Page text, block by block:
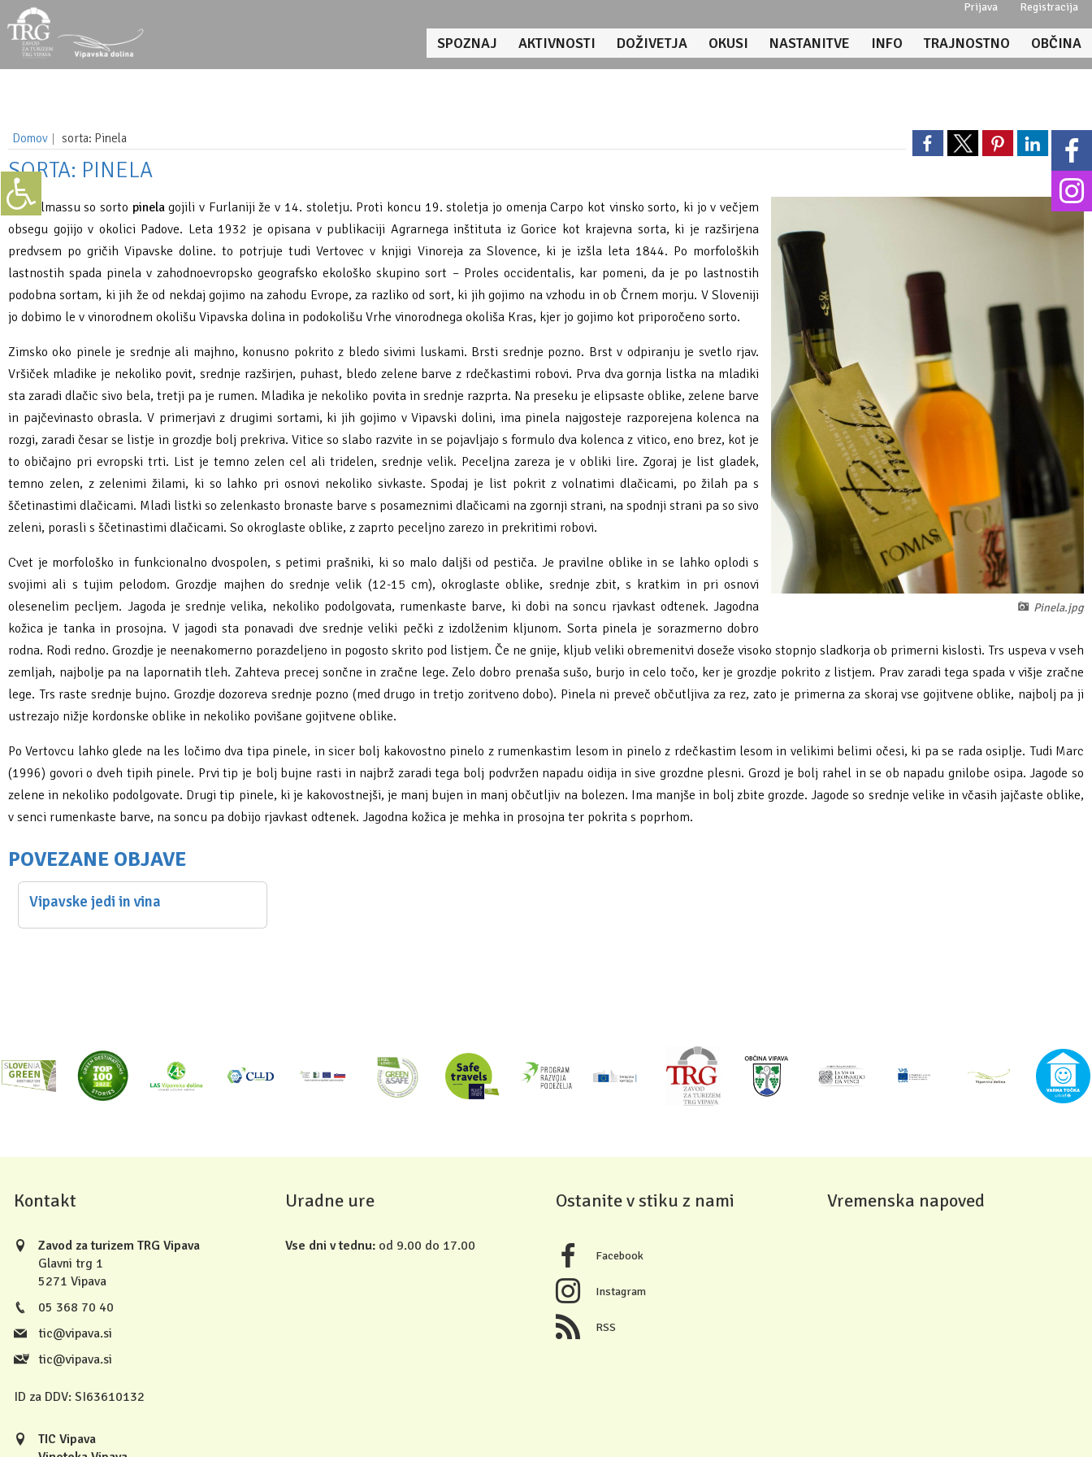
Prijava Registracija
SPOZNAJ AKTIVNOSTI DOŽIVETJA OKUSI NASTANITVE INFO TRAJNOSTNO OBČINA
Domov sorta: Pinela
SORTA: PINELA
Pinela.jpg
Po Dalmassu so sorto pinelagojili v Furlaniji že v 14. stoletju. Proti koncu 19. stoletja jo omenja Carpo kot vinsko sorto, ki jo v večjem
obsegu gojijo v okolici Padove. Leta 1932 je opisana v publikaciji Agrarnega inštituta iz Gorice kot krajevna sorta, ki je razširjena
predvsem po gričih Vipavske doline. to potrjuje tudi Vertovec v knjigi Vinoreja za Slovence, ki je izšla leta 1844. Po morfoloških
lastnostih spada pinela v zahodnoevropsko geografsko ekološko skupino sort – Proles occidentalis, kar pomeni, da je po lastnostih
podobna sortam, ki jih že od nekdaj gojimo na zahodu Evrope, za razliko od sort, ki jih gojimo na vzhodu in ob Črnem morju. V Sloveniji
jo dobimo le v vinorodnem okolišu Vipavska dolina in podokolišu Vrhe vinorodnega okoliša Kras, kjer jo gojimo kot priporočeno sorto.
Zimsko oko pinele je srednje ali majhno, konusno pokrito z bledo sivimi luskami. Brsti srednje pozno. Brst v odpiranju je svetlo rjav.
Vršiček mladike je nekoliko povit, srednje razširjen, puhast, bledo zelene barve z rdečkastimi robovi. Prva dva gornja listka na mladiki
sta zaradi dlačic sivo bela, tretji pa je rumen. Mladika je nekoliko povita in srednje razprta. Na preseku je elipsaste oblike, zelene barve
in pajčevinasto obrasla. V primerjavi z drugimi sortami, ki jih gojimo v Vipavski dolini, ima pinela najgosteje razporejena kolenca na
rozgi, zaradi česar se listje in grozdje bolj prekriva. Vitice so slabo razvite in se pojavljajo s formulo dva kolenca z vitico, eno brez, kot je
to običajno pri evropski trti. List je temno zelen cel ali tridelen, srednje velik. Peceljna zareza je v obliki lire. Zgoraj je list gladek,
temno zelen, z zelenimi žilami, ki so lahko pri osnovi nekoliko sivkaste. Spodaj je list pokrit z volnatimi dlačicami, po žilah pa s
ščetinastimi dlačicami. Mladi listki so zelenkasto bronaste barve s posameznimi dlačicami na zgornji strani, na spodnji strani pa so sivo
zeleni, porasli s ščetinastimi dlačicami. So okroglaste oblike, z zaprto peceljno zarezo in prekritimi robovi.
Cvet je morfološko in funkcionalno dvospolen, s petimi prašniki, ki so malo daljši od pestiča. Je pravilne oblike in se lahko oplodi s
svojimi ali s tujim pelodom. Grozdje majhen do srednje velik (12-15 cm), okroglaste oblike, srednje zbit, s kratkim in pri osnovi
olesenelim pecljem. Jagoda je srednje velika, nekoliko podolgovata, rumenkaste barve, ki dobi na soncu rjavkast odtenek. Jagodna
kožica je tanka in prosojna. V jagodi sta ponavadi dve srednje veliki pečki z izdolženim kljunom. Sorta pinela je sorazmerno dobro
rodna. Rodi redno. Grozdje je neenakomerno porazdeljeno in pogosto skrito pod listjem. Če ne gnije, kljub veliki obremenitvi doseže visoko stopnjo sladkorja ob primerni kislosti. Trs uspeva v vseh
zemljah, najbolje pa na lapornatih tleh. Zahteva precej sončne in zračne lege. Zelo dobro prenaša sušo, burjo in celo točo, ker je grozdje pokrito z listjem. Prav zaradi tega spada v višje zračne
lege. Trs raste srednje bujno. Grozdje dozoreva srednje pozno (med drugo in tretjo zoritveno dobo). Pinela ni preveč občutljiva za rez, zato je primerna za skoraj vse gojitvene oblike, najbolj pa ji
ustrezajo nižje kordonske oblike in nekoliko povišane gojitvene oblike.
Po Vertovcu lahko glede na les ločimo dva tipa pinele, in sicer bolj kakovostno pinelo z rumenkastim lesom in pinelo z rdečkastim lesom in velikimi belimi očesi, ki pa se rada osiplje. Tudi Marc
(1996) govori o dveh tipih pinele. Prvi tip je bolj bujne rasti in najbrž zaradi tega bolj podvržen napadu oidija in sive grozdne plesni. Grozd je bolj rahel in se ob napadu gnilobe osipa. Jagode so
zelene in nekoliko podolgovate. Drugi tip pinele, ki je kakovostnejši, je manj bujen in manj občutljiv na bolezen. Ima manjše in bolj zbite grozde. Jagode so srednje velike in včasih jajčaste oblike,
v senci rumenkaste barve, na soncu pa dobijo rjavkast odtenek. Jagodna kožica je mehka in prosojna ter pokrita s poprhom.
POVEZANE OBJAVE
Vipavske jedi in vina
Kontakt
Zavod za turizem TRG Vipava
Glavni trg 1
5271 Vipava
05 368 70 40
tic@vipava.si
tic@vipava.si
ID za DDV: SI63610132
TIC Vipava
Uradne ure
Vse dni v tednu: od 9.00 do 17.00
Ostanite v stiku z nami
Facebook
Instagram
RSS
Vremenska napoved
Kulturna dediščina
Naravna dediščina
Okusi vipavsko
Spoznaj vipavsko
Tradicionalni dogodki
Znane osebnosti
Pohodništvo
Kolesarske poti
Plezalne poti
Lov & ribolov
Za otroke
Izposoja koles
Vinar za en dan
Vipavske vinske degustacije
Znameniti Vipavci
Muharjenje na reki Vipavi
Da Vinci Funtrail
Zasebno doživetje lova na tartufe
Vinorodne lege in kraji Vipavske doline
Vinoteke
Gastronomska ponudba
Lokalne dobrote in izdelki
Vipavske jedi in vina
Kampi
Glamping
Turistične kmetije
Planinske koče
Vinoteka Vipava
Kako do nas
Dostopni turizem
Študij v Vipavi
Pogosta vprašanja
Novičke
Publikacije
Poslovne strani
Destinacijski management
Narava in pokrajina
Okolje in podnebje
Kultura in tradicija
Poslovanje turističnih podjetij
Trajnostna mobilnost
Za pričetek iskanja kliknite na puščico >